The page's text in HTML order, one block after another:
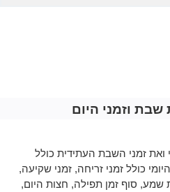
שבת וזמני היום
ואת זמני השבת העתידית כולל
כולל זמני זריחה, זמני שקיעה,
שמע, סוף זמן תפילה, חצות היום,